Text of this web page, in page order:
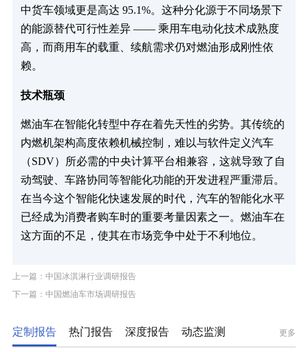
中货车领域更是高达 95.1%。这种分化源于不同场景下
的能源替代可行性差异 —— 乘用车电动化技术成熟度
高，而商用车的载重、续航需求仍对燃油形成刚性依
赖。
技术瓶颈
燃油车在智能化转型中存在着先天性的劣势。其传统的
内燃机架构高度依赖机械控制，难以与软件定义汽车
（SDV）所必需的中央计算平台相兼容，这就导致了自
动驾驶、车路协同等智能化功能的开发进程严重滞后。
在当今这个智能化快速发展的时代，汽车的智能化水平
已经成为消费者购车时的重要考量因素之一。燃油车在
这方面的不足，使其在市场竞争中处于不利地位。
上一篇：中国冰淇淋行业调研报告
下一篇：中国燃油车市场调研报告
定制报告 热门报告 深度报告 动态监测 更多